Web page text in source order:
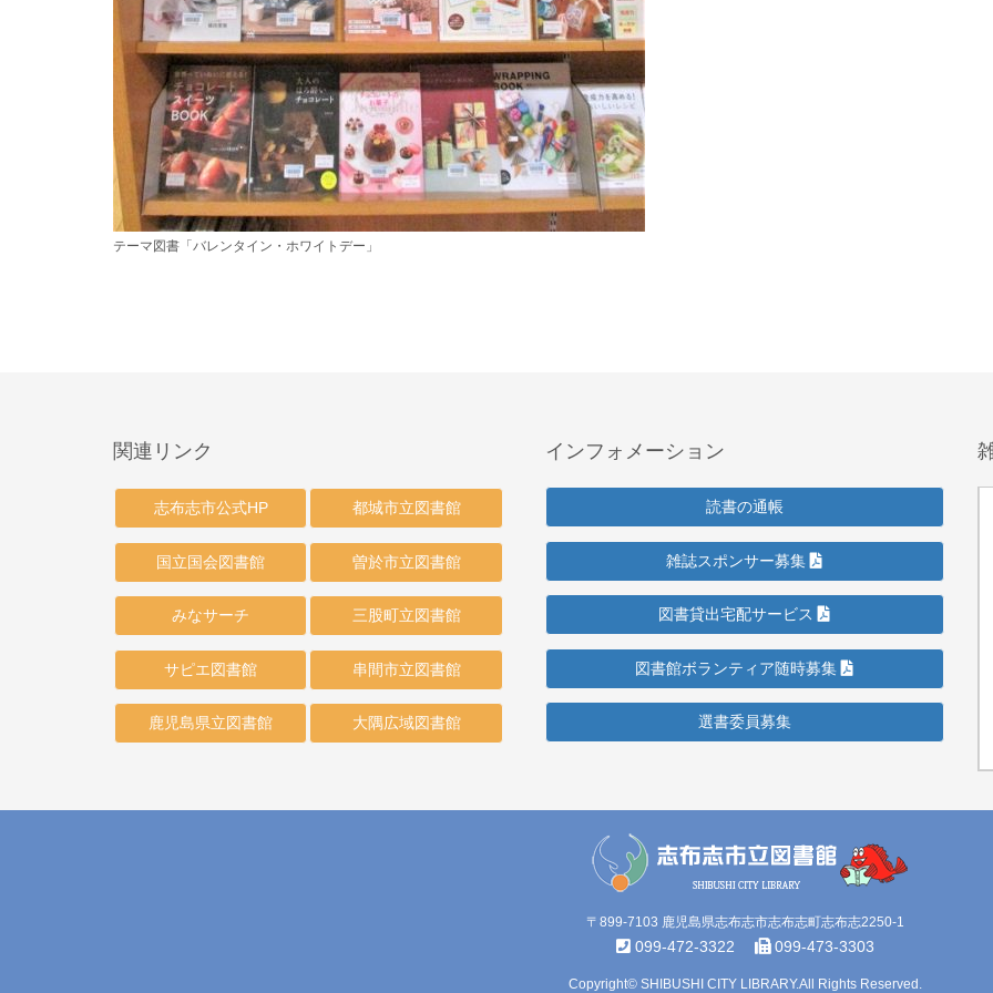
テーマ図書「バレンタイン・ホワイトデー」
関連リンク
志布志市公式HP
国立国会図書館
みなサーチ
サピエ図書館
鹿児島県立図書館
都城市立図書館
曽於市立図書館
三股町立図書館
串間市立図書館
大隅広域図書館
インフォメーション
読書の通帳
雑誌スポンサー募集
図書貸出宅配サービス
図書館ボランティア随時募集
選書委員募集
〒899-7103 鹿児島県志布志市志布志町志布志2250-1
099-472-3322 099-473-3303
Copyright© SHIBUSHI CITY LIBRARY.All Rights Reserved.